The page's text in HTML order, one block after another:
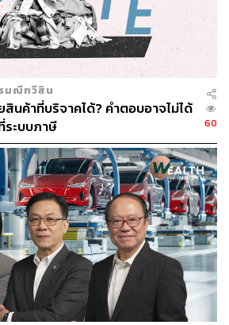
นมุมมองมาเป็น ‘นักลงทุนด้านสุขภาพ’
ารณาถึง ‘เงินเฟ้อทางการแพทย์’
รือภาวะที่ค่าใช้จ่ายด้านสุขภาพเพิ่มขึ้น
เฉลี่ยสูงกว่าระดับเงินเฟ้อทั่วไป และ
การเงินและคุณภาพชีวิตในระยะ
มพร้อมรับมืออย่างเหมาะสม
มองข้ามในพอร์ตการเงินของเรา
ลมีแนวโน้มปรับตัวสูงขึ้นทุกปี ข้อมูล
Trends Survey 2025 ของ
(WTW) ซึ่งเป็นรายงานสำรวจแนว
แพทย์ทั่วโลกที่เผยแพร่เป็นประจำทุกปี
กที่ใช้ในการวิเคราะห์อัตราเงินเฟ้อ
เทศไทย ระบุว่า ประเทศไทยมีอัตรา
รือค่ารักษาพยาบาลเพิ่มขึ้นอยู่ที่
ซึ่งสูงกว่าค่าเฉลี่ยโลกและสูงกว่า
างประเทศ ซึ่งสะท้อนถึงความจำเป็น
มณีทวีสิน
นค้าที่บริจาคได้? คำตอบอาจไม่ได้
ะบบภาษี
60